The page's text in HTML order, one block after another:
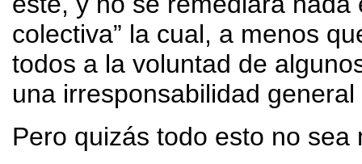
colectiva” la cual, a menos
todos a la voluntad de
una irresponsabilidad
Pero quizás todo esto no